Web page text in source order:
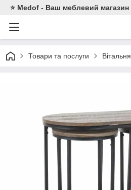
⭐ Medof - Ваш меблевий магазин
Товари та послуги Вітальня